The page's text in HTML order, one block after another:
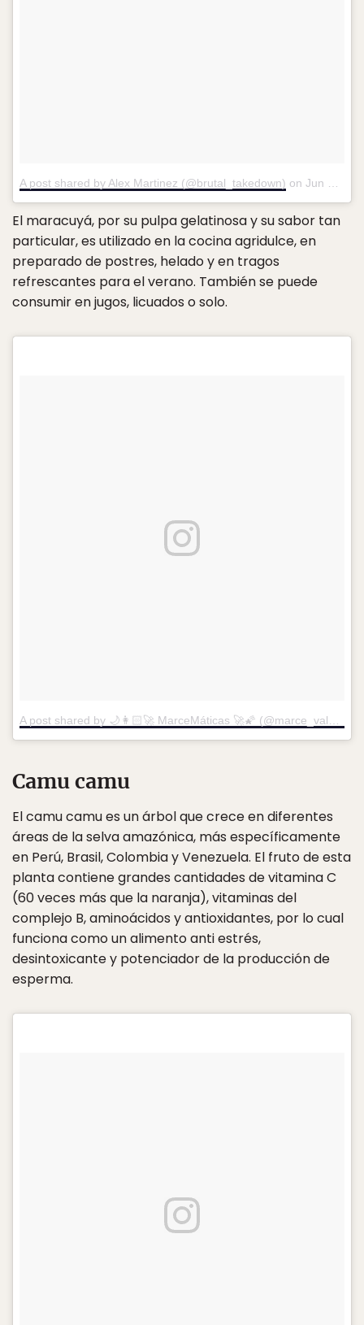
A post shared by Alex Martinez (@brutal_takedown) on Jun 25, 2018 at 8:14am PDT
El maracuyá, por su pulpa gelatinosa y su sabor tan
particular, es utilizado en la cocina agridulce, en
preparado de postres, helado y en tragos
refrescantes para el verano. También se puede
consumir en jugos, licuados o solo.
Camu camu
El camu camu es un árbol que crece en diferentes
áreas de la selva amazónica, más específicamente
en Perú, Brasil, Colombia y Venezuela. El fruto de esta
planta contiene grandes cantidades de vitamina C
(60 veces más que la naranja), vitaminas del
complejo B, aminoácidos y antioxidantes, por lo cual
funciona como un alimento anti estrés,
desintoxicante y potenciador de la producción de
esperma.